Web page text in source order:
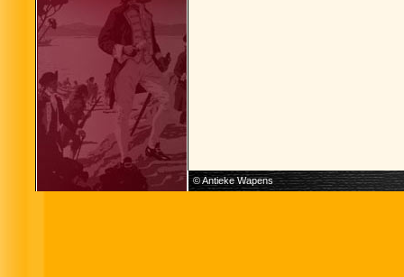
© Antieke Wapens